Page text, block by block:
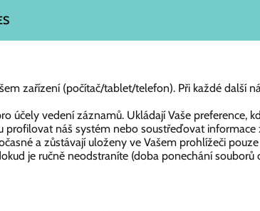
zařízení (počítač/tablet/telefon). Při každé další
účely vedení záznamů. Ukládají Vaše preference,
náš systém nebo soustřeďovat informace
a zůstávají uloženy ve Vašem prohlížeči
je ručně neodstraníte (doba ponechání souborů